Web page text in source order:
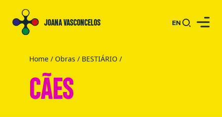
JOANA VASCONCELOS EN
Home / Obras / BESTIÁRIO /
CÃES